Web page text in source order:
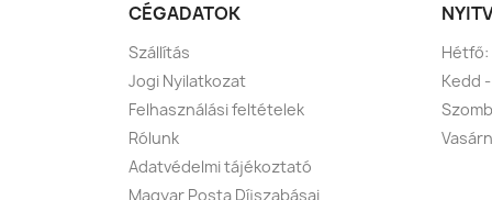
CÉGADATOK
Szállítás
Jogi Nyilatkozat
Felhasználási feltételek
Rólunk
Adatvédelmi tájékoztató
Magyar Posta Díjszabásai
Hétfő:
Kedd